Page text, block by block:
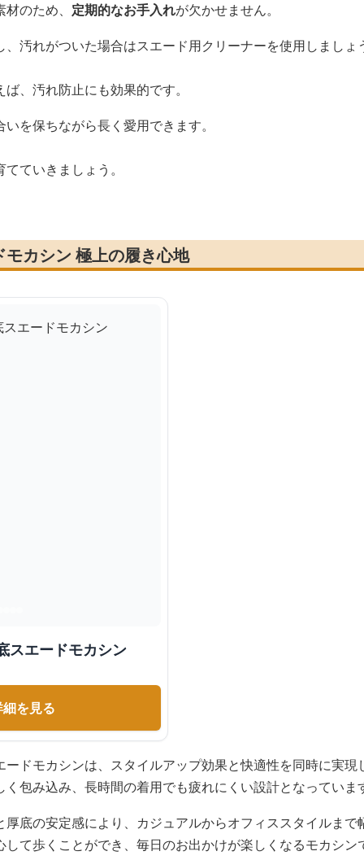
のため、 定期的なお手入れが欠かせません。
汚れがついた場合はスエード用クリーナーを使用しましょ
、汚れ防止にも効果的です。
を保ちながら長く愛用できます。
ていきましょう。
カシン 極上の履き心地
スエードモカシン
を見る
ドモカシンは、スタイルアップ効果と快適性を同時に実現
包み込み、長時間の着用でも疲れにくい設計となっていま
底の安定感により、カジュアルからオフィススタイルまで
て歩くことができ、毎日のお出かけが楽しくなるモカシン